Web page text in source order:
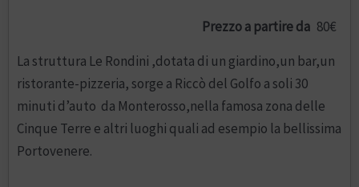
Prezzo a partire da 80€
La struttura Le Rondini ,dotata di un giardino,un bar,un
ristorante-pizzeria, sorge a Riccò del Golfo a soli 30
minuti d’auto da Monterosso,nella famosa zona delle
Cinque Terre e altri luoghi quali ad esempio la bellissima
Portovenere.